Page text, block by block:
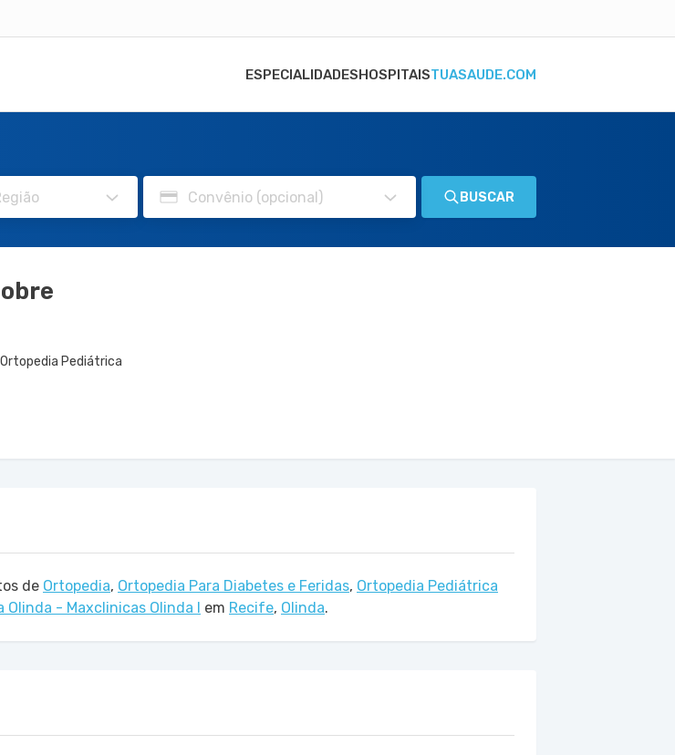
ESPECIALIDADESHOSPITAISTUASAUDE.COM
BUSCAR
Pediátrica
de Ortopedia, Ortopedia Para Diabetes e Feridas, Ortopedia Pediátrica
Olinda - Maxclinicas Olinda I em Recife, Olinda.